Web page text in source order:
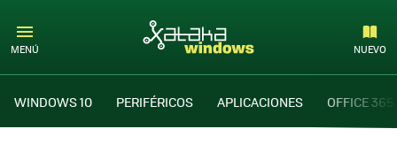
MENÚ NUEVO
WINDOWS 10 PERIFÉRICOS APLICACIONES OFFICE 365